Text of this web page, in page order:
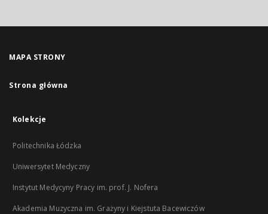
MAPA STRONY
Strona główna
Kolekcje
Politechnika Łódzka
Uniwersytet Medyczny
Instytut Medycyny Pracy im. prof. J. Nofera
Akademia Muzyczna im. Grażyny i Kiejstuta Bacewiczów